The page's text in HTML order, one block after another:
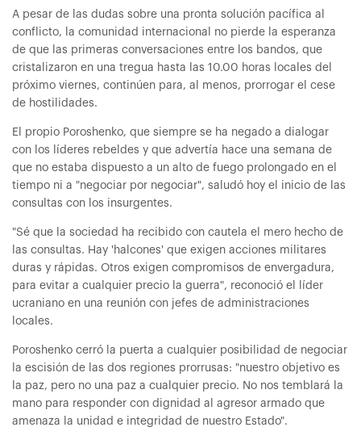
A pesar de las dudas sobre una pronta solución pacífica al
conflicto, la comunidad internacional no pierde la esperanza
de que las primeras conversaciones entre los bandos, que
cristalizaron en una tregua hasta las 10.00 horas locales del
próximo viernes, continúen para, al menos, prorrogar el cese
de hostilidades.
El propio Poroshenko, que siempre se ha negado a dialogar
con los líderes rebeldes y que advertía hace una semana de
que no estaba dispuesto a un alto de fuego prolongado en el
tiempo ni a "negociar por negociar", saludó hoy el inicio de las
consultas con los insurgentes.
"Sé que la sociedad ha recibido con cautela el mero hecho de
las consultas. Hay 'halcones' que exigen acciones militares
duras y rápidas. Otros exigen compromisos de envergadura,
para evitar a cualquier precio la guerra", reconoció el líder
ucraniano en una reunión con jefes de administraciones
locales.
Poroshenko cerró la puerta a cualquier posibilidad de negociar
la escisión de las dos regiones prorrusas: "nuestro objetivo es
la paz, pero no una paz a cualquier precio. No nos temblará la
mano para responder con dignidad al agresor armado que
amenaza la unidad e integridad de nuestro Estado".